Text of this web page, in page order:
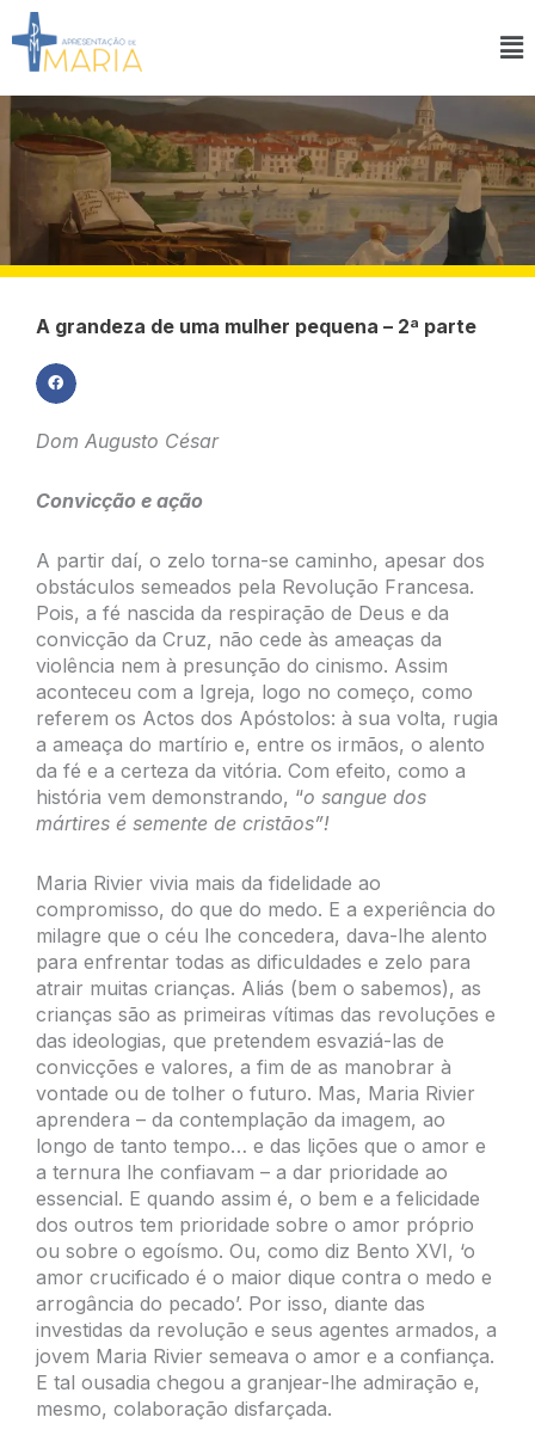
para
conteúdo
A grandeza de uma mulher pequena – 2ª parte
Dom Augusto César
Convicção e ação
A partir daí, o zelo torna-se caminho, apesar dos
obstáculos semeados pela Revolução Francesa.
Pois, a fé nascida da respiração de Deus e da
convicção da Cruz, não cede às ameaças da
violência nem à presunção do cinismo. Assim
aconteceu com a Igreja, logo no começo, como
referem os Actos dos Apóstolos: à sua volta, rugia
a ameaça do martírio e, entre os irmãos, o alento
da fé e a certeza da vitória. Com efeito, como a
história vem demonstrando, “o sangue dos
mártires é semente de cristãos”!
Maria Rivier vivia mais da fidelidade ao
compromisso, do que do medo. E a experiência do
milagre que o céu lhe concedera, dava-lhe alento
para enfrentar todas as dificuldades e zelo para
atrair muitas crianças. Aliás (bem o sabemos), as
crianças são as primeiras vítimas das revoluções e
das ideologias, que pretendem esvaziá-las de
convicções e valores, a fim de as manobrar à
vontade ou de tolher o futuro. Mas, Maria Rivier
aprendera – da contemplação da imagem, ao
longo de tanto tempo… e das lições que o amor e
a ternura lhe confiavam – a dar prioridade ao
essencial. E quando assim é, o bem e a felicidade
dos outros tem prioridade sobre o amor próprio
ou sobre o egoísmo. Ou, como diz Bento XVI, ‘o
amor crucificado é o maior dique contra o medo e
arrogância do pecado’. Por isso, diante das
investidas da revolução e seus agentes armados, a
jovem Maria Rivier semeava o amor e a confiança.
E tal ousadia chegou a granjear-lhe admiração e,
mesmo, colaboração disfarçada.